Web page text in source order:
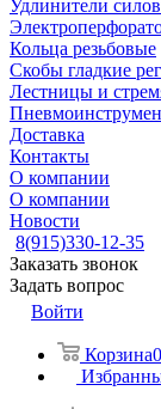
Удлинители
Кольца резьбовые
Скобы гладкие
Лестницы и
Доставка
Контакты
О компании
О компании
Новости
8(915)330-12-35
Заказать звонок
Задать вопрос
Войти
Корзина0